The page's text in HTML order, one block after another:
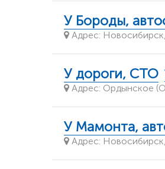
У Бороды,
Адрес:
У дороги, СТО
Адрес: Ордынское
У Мамонта,
Адрес: Новосибирск,